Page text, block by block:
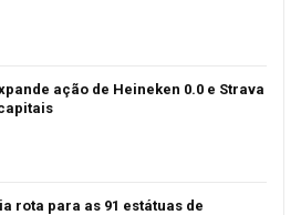
ação de Heineken 0.0 e Strava
rota para as 91 estátuas de